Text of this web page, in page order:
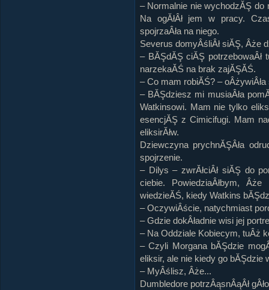
– Normalnie nie wychodzĂŞ do
Na ogĂłÂł jem w pracy.
spojrzaÂła na niego.
Severus domyÂśliÂł siĂŞ, Âże
– BĂŞdĂŞ ciĂŞ
narzekaĂŚ na brak zajĂŞĂŚ.
– Co mam robiĂŚ? –
– BĂŞdziesz mi musiaÂła
Watkinsowi. Mam nie tylko
esencjĂŞ z Cimicifugi. Mam
eliksirĂłw.
Dziewczyna prychnĂŞÂła
spojrzenie.
– Dilys – zwrĂłciÂł siĂŞ do
ciebie. PowiedziaÂłbym,
wiedzieĂŚ, kiedy Watkins
– OczywiÂście, natychmiast
– Gdzie dokÂładnie wisi jej
– Na Oddziale Kobiecym, tuÂż
– Czyli Morgana bĂŞdzie
eliksir, ale nie kiedy go bĂŞdzie
– MyÂślisz, Âże...
Dumbledore potrzÂąsnÂąÂł